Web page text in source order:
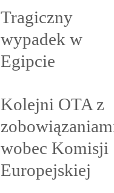
Tragiczny
wypadek w
Egipcie
Kolejni OTA z
wobec Komisji
Europejskiej